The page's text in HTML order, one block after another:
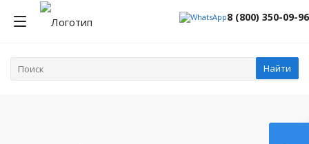
8 (800) 350-09-96
Найти